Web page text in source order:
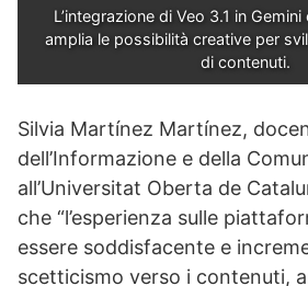
L’integrazione di Veo 3.1 in
amplia le possibilità creative per
di contenuti.
Silvia Martínez Martínez,
dell’Informazione e della
all’Universitat Oberta de
che “l’esperienza sulle
essere soddisfacente e
scetticismo verso i contenuti,